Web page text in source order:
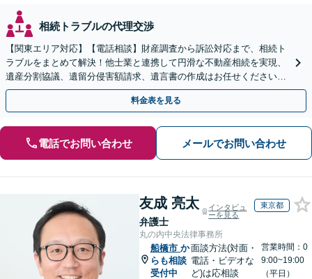
相続トラブルの代理交渉
【関東エリア対応】【電話相談】財産調査から訴訟対応まで、相続ト
ラブルをまとめて解決！他士業と連携して円滑な不動産相続を実現、
遺産分割協議、遺留分侵害額請求、遺言書の作成はお任せください。
明確な料金体系【オンライン面談可能】
料金表を見る
電話でお問い合わせ メールでお問い合わせ
友成 亮太
弁護士
インタビュ
ーを見る
東京都
丸の内中央法律事務所
船橋市 か
らも相談
受付中
面談方法(対面・
電話・ビデオな
ど)は応相談
営業時間：0
9:00~19:00
（平日）